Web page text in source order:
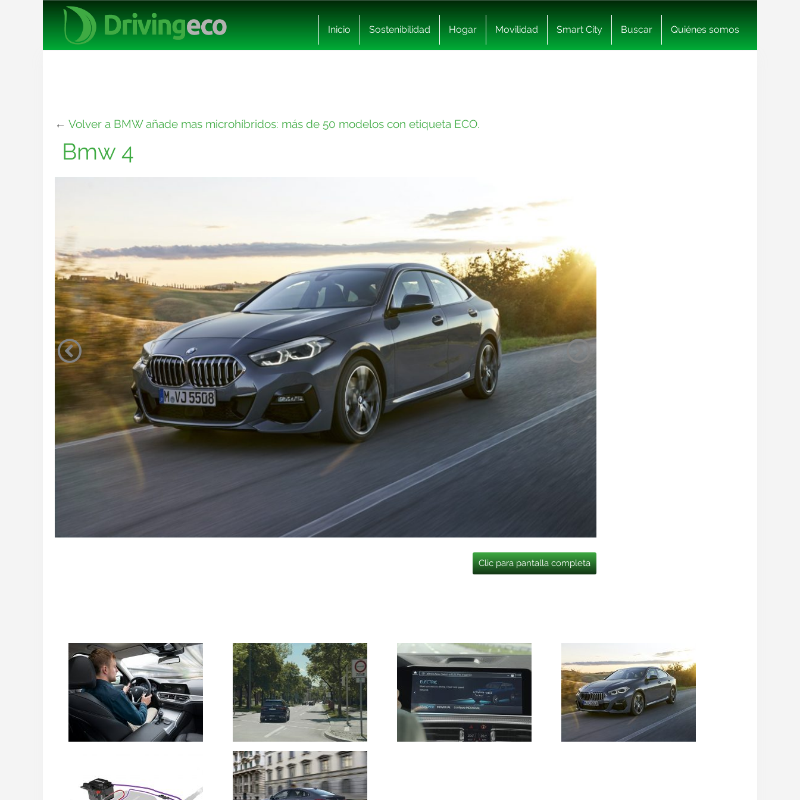
Inicio Sostenibilidad Hogar Movilidad Smart City Buscar Quiénes somos
← Volver a BMW añade mas microhíbridos: más de 50 modelos con etiqueta ECO.
Bmw 4
Clic para pantalla completa